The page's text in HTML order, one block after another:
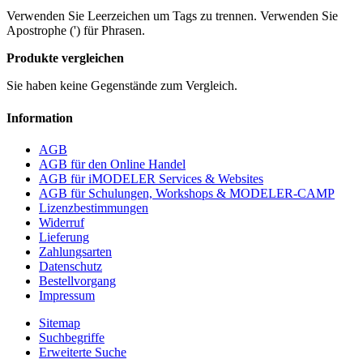
Verwenden Sie Leerzeichen um Tags zu trennen. Verwenden Sie
Apostrophe (') für Phrasen.
Produkte vergleichen
Sie haben keine Gegenstände zum Vergleich.
Information
AGB
AGB für den Online Handel
AGB für iMODELER Services & Websites
AGB für Schulungen, Workshops & MODELER-CAMP
Lizenzbestimmungen
Widerruf
Lieferung
Zahlungsarten
Datenschutz
Bestellvorgang
Impressum
Sitemap
Suchbegriffe
Erweiterte Suche